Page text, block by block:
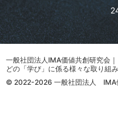
© 2022-2026 一般社団法人 IMA
一般社団法人IMA価値共創研究会
どの「学び」に係る様々な取り組